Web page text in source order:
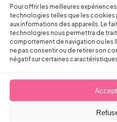
Pour offrir les meilleures
technologies telles que les
aux informations des appareils. Le
technologies nous permettra de
comportement de navigation ou les
ne pas consentir ou de retirer son
négatif sur certaines
retour à l’emploi du
sa situation
de qualification au
du marché du
dans le secteur